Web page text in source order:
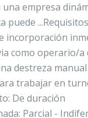
empresa
puede
incorporación
como operario/a
destreza
trabajar en
De duración
Parcial -